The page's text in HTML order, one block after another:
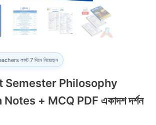
লাস্ট 7 দিনে নিয়েছেন
Semester Philosophy
+ MCQ PDF একাদশ দর্শন